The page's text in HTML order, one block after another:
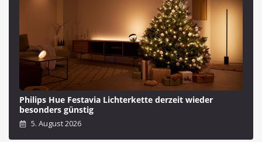
Philips Hue Festavia Lichterkette derzeit wieder
besonders günstig
5. August 2026